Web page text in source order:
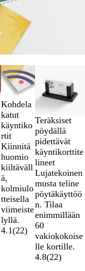
Kohdela
katut
käyntiko
rtit
Kiinnitä
huomio
kiiltäväll
ä,
kolmiulo
tteisella
viimeiste
lyllä.
4.1(22)
Teräksiset
pöydällä
pidettävät
käyntikorttite
lineet
Lujatekoinen
musta teline
pöytäkäyttöö
n. Tilaa
enimmillään
60
vakiokokoise
lle kortille.
4.8(22)